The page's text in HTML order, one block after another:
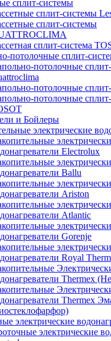
сплит-системы
сплит-системы
сплит-системы
сплит-система
потолочные сплит-
потолочные
потолочные
потолочные
и Бойлеры
электрические
Electrolux
Ballu
Ariston
Atlantic
Gorenje
Royal
Thermex
Thermex
электрические
электрические